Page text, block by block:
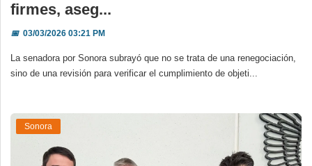
firmes, aseg...
📅03/03/2026 03:21 PM
La senadora por Sonora subrayó que no se trata de una renegociación,
sino de una revisión para verificar el cumplimiento de objeti...
Sonora